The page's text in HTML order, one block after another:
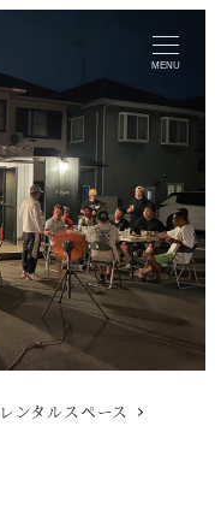
MENU
レンタルスペース